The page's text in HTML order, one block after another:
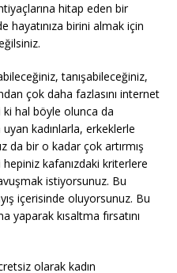
hitap eden bir
hayatınıza birini almak için
tanışabileceğiniz,
çok daha fazlasını internet
hal böyle olunca da
kadınlarla, erkeklerle
da bir o kadar çok artırmış
kafanızdaki kriterlere
istiyorsunuz. Bu
içerisinde oluyorsunuz. Bu
kısaltma fırsatını
olarak kadın